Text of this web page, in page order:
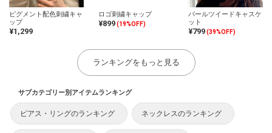
ピグメント配色刺繍キャ
ップ
¥1,299
ロゴ刺繍キャップ
¥899 (19%OFF)
パールツイードキャスケ
ット
¥799 (39%OFF)
ランキングをもっと見る
サブカテゴリー別アイテムランキング
ピアス・リングのランキング ネックレスのランキング